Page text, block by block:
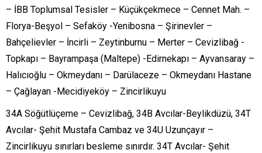
– İBB Toplumsal Tesisler – Küçükçekmece – Cennet Mah. –
Florya-Beşyol – Sefaköy -Yenibosna – Şirinevler –
Bahçelievler – İncirli – Zeytinburnu – Merter – Cevizlibağ -
Topkapı – Bayrampaşa (Maltepe) -Edirnekapı – Ayvansaray –
Halıcıoğlu – Okmeydanı – Darülaceze – Okmeydanı Hastane
– Çağlayan -Mecidiyeköy – Zincirlikuyu
34A Söğütlüçeme – Cevizlibağ, 34B Avcılar-Beylikdüzü, 34T
Avcılar- Şehit Mustafa Cambaz ve 34U Uzunçayır –
Zincirlikuyu sınırları besleme sınırdır. 34T Avcılar- Şehit